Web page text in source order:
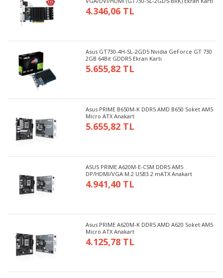
4.346,06 TL
Asus GT730-4H-SL-2GD5 Nvidia GeForce GT 730
2GB 64Bit GDDR5 Ekran Kartı
5.655,82 TL
Asus PRIME B650M-K DDR5 AMD B650 Soket AM5
Micro ATX Anakart
5.655,82 TL
ASUS PRIME A620M-E-CSM DDR5 AM5
DP/HDMI/VGA M.2 USB3.2 mATX Anakart
4.941,40 TL
Asus PRIME A620M-K DDR5 AMD A620 Soket AM5
Micro ATX Anakart
4.125,78 TL